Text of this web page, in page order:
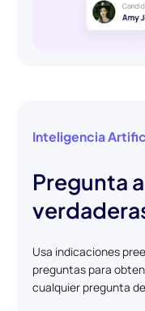
Inteligencia
Pregunta
Usa indicaciones
preguntas para
cualquier pregunta